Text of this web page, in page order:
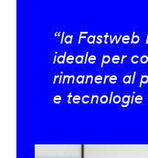
“la Fastweb
ideale per
rimanere al
e